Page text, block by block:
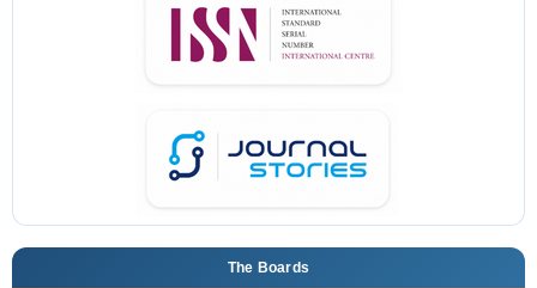
The Boards